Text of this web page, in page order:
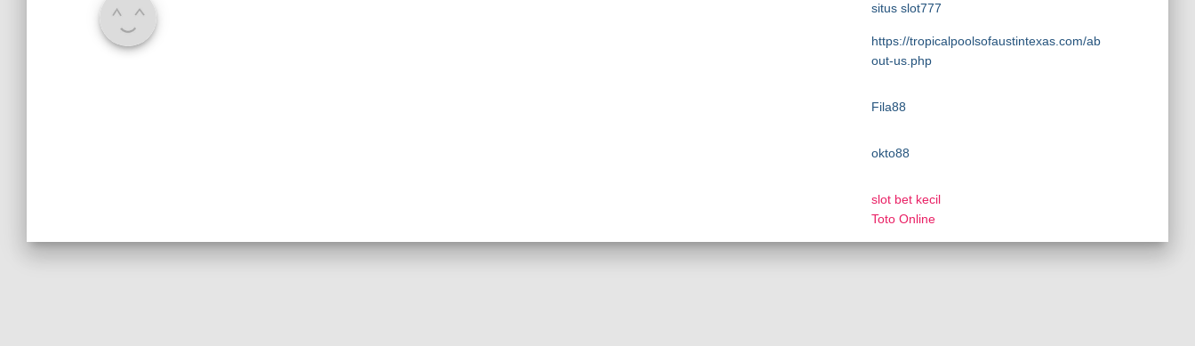
situs slot777
https://tropicalpoolsofaustintexas.com/ab
out-us.php
Fila88
okto88
slot bet kecil
Toto Online